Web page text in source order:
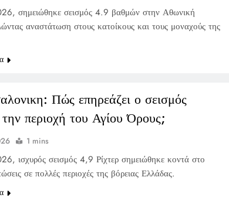
σημειώθηκε σεισμός 4.9 βαθμών στην Αθωνική
αναστάτωση στους κατοίκους και τους μοναχούς της
Πώς επηρεάζει ο σεισμός
περιοχή του Αγίου Όρους;
1 mins
ισχυρός σεισμός 4,9 Ρίχτερ σημειώθηκε κοντά στο
σε πολλές περιοχές της βόρειας Ελλάδας.